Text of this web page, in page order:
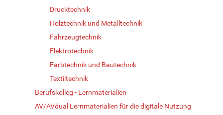
Drucktechnik
Holztechnik und Metalltechnik
Fahrzeugtechnik
Elektrotechnik
Farbtechnik und Bautechnik
Textiltechnik
Berufskolleg - Lernmaterialien
AV/AVdual Lernmaterialien für die digitale Nutzung